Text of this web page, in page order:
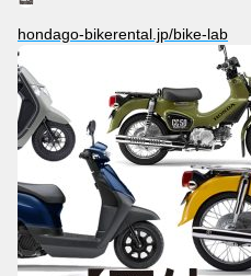
hondago-bikerental.jp/bike-lab